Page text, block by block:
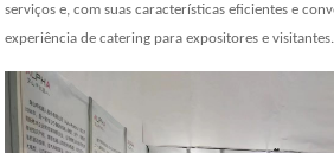
serviços e, com suas características eficientes e
experiência de catering para expositores e visitantes.